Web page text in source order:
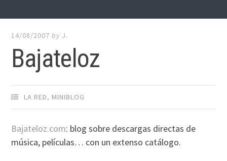
14/08/2007 by J.
Bajateloz
LA RED, MINIBLOG
Bajateloz.com: blog sobre descargas directas de
música, pelí­culas… con un extenso catálogo.